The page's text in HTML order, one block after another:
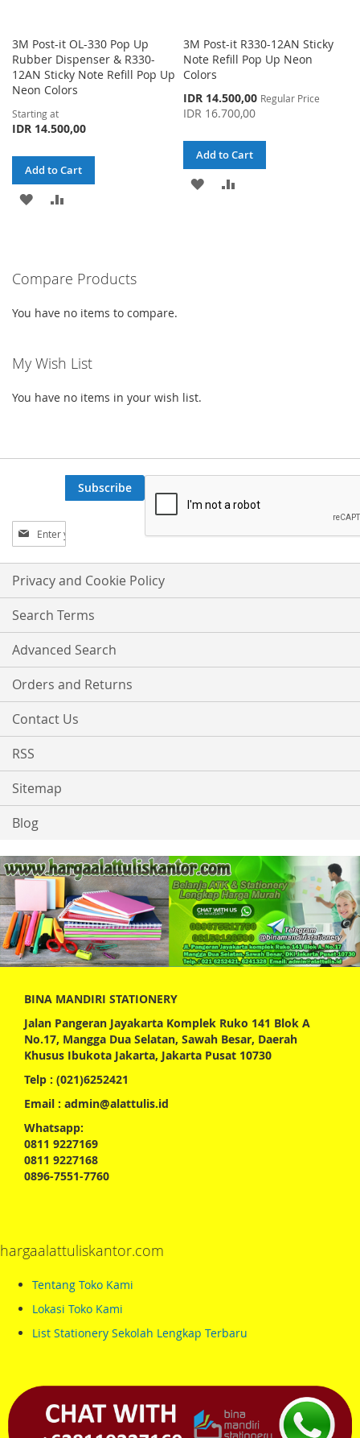
3M Post-it OL-330 Pop Up
Rubber Dispenser & R330-
12AN Sticky Note Refill Pop Up
Neon Colors
Starting at
IDR 14.500,00
Add to Cart
ADD
LIST
3M Post-it R330-12AN Sticky
Note Refill Pop Up Neon
Colors
Special
Price
IDR 14.500,00 Regular Price
IDR 16.700,00
Add to Cart
ADD
Compare Products
You have no items to compare.
My Wish List
You have no items in your wish list.
Sign
Up
for
Our
Newsletter:
Subscribe
Privacy and Cookie Policy
Search Terms
Advanced Search
Orders and Returns
Contact Us
RSS
Sitemap
Blog
BINA MANDIRI STATIONERY
Jalan Pangeran Jayakarta Komplek Ruko 141 Blok A
No.17, Mangga Dua Selatan, Sawah Besar, Daerah
Khusus Ibukota Jakarta, Jakarta Pusat 10730
Telp : (021)6252421
Email : admin@alattulis.id
Whatsapp:
0811 9227169
0811 9227168
0896-7551-7760
hargaalattuliskantor.com
Tentang Toko Kami
Lokasi Toko Kami
List Stationery Sekolah Lengkap Terbaru